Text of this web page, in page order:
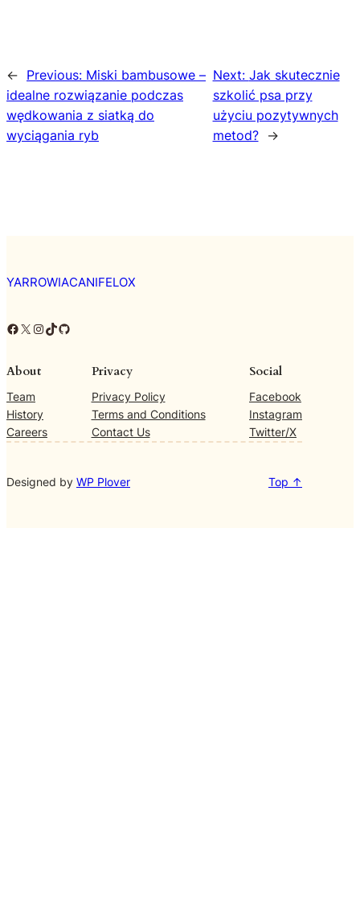
← Previous: Miski bambusowe –
idealne rozwiązanie podczas
wędkowania z siatką do
wyciągania ryb
Next: Jak skutecznie
szkolić psa przy
użyciu pozytywnych
metod?
→
YARROWIACANIFELOX
Facebook X Instagram TikTok GitHub
About
Team
History
Careers
Privacy
Privacy Policy
Terms and Conditions
Contact Us
Social
Facebook
Instagram
Twitter/X
Designed by WP Plover Top ↑